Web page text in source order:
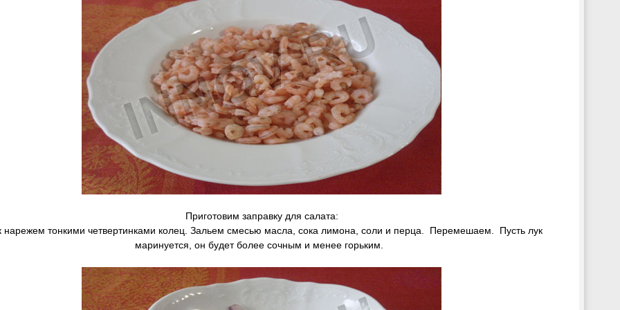
Приготовим заправку для салата:
тонкими четвертинками колец. Зальем смесью масла, сока лимона, соли и перца. Перемешаем. Пусть лук
маринуется, он будет более сочным и менее горьким.